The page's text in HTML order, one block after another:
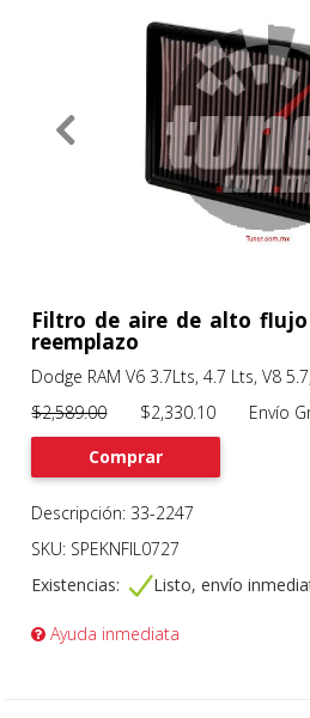
Services
Productos Filtros
Previous
Filtro de aire de alto
reemplazo
Dodge RAM V6 3.7Lts, 4.7 Lts, V8
$2,589.00$2,330.10 Envío
Comprar
Descripción: 33-2247
SKU: SPEKNFIL0727
Existencias:
Listo, envío
Ayuda inmediata